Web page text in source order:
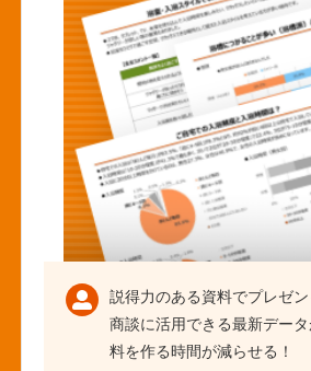
説得力のある資料でプレゼン
商談に活用できる最新デー
料を作る時間が減らせる！